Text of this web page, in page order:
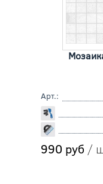
Арт.:
990 руб /